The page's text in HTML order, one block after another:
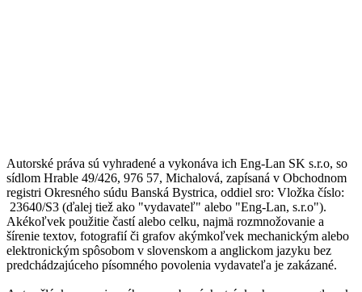
Autorské práva sú vyhradené a vykonáva ich Eng-Lan SK s.r.o, so
sídlom Hrable 49/426, 976 57, Michalová, zapísaná v Obchodnom
registri Okresného súdu Banská Bystrica, oddiel sro: Vložka číslo:
23640/S3 (ďalej tiež ako "vydavateľ" alebo "Eng-Lan, s.r.o").
Akékoľvek použitie častí alebo celku, najmä rozmnožovanie a
šírenie textov, fotografií či grafov akýmkoľvek mechanickým alebo
elektronickým spôsobom v slovenskom a anglickom jazyku bez
predchádzajúceho písomného povolenia vydavateľa je zakázané.